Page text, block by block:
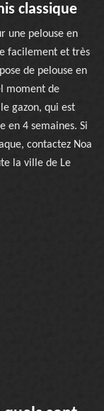
classique
une pelouse en
facilement et très
de pelouse en
moment de
gazon, qui est
en 4 semaines. Si
contactez Noa
la ville de Le